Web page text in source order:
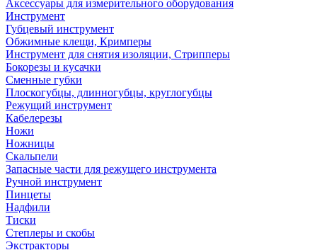
Аксессуары для измерительного оборудования
Инструмент
Губцевый инструмент
Обжимные клещи, Кримперы
Инструмент для снятия изоляции, Стрипперы
Бокорезы и кусачки
Сменные губки
Плоскогубцы, длинногубцы, круглогубцы
Режущий инструмент
Кабелерезы
Ножи
Ножницы
Скальпели
Запасные части для режущего инструмента
Ручной инструмент
Пинцеты
Надфили
Тиски
Степлеры и скобы
Экстракторы